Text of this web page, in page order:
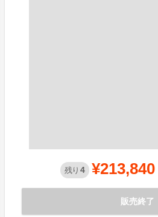
残り 4 ¥213,840
販売終了